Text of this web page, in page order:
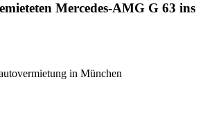
Mercedes-AMG G 63 ins
in München